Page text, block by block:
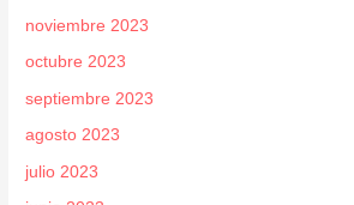
noviembre 2023
octubre 2023
septiembre 2023
agosto 2023
julio 2023